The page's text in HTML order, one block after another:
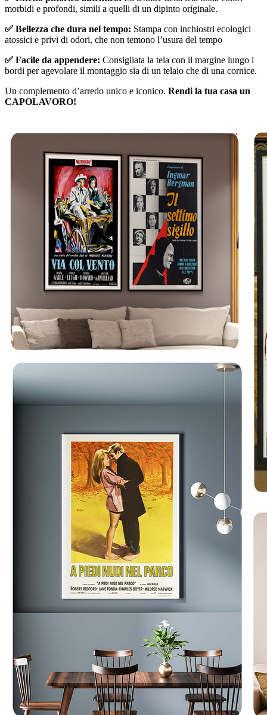
morbidi e profondi, simili a quelli di un dipinto originale.
✅ Bellezza che dura nel tempo: Stampa con inchiostri ecologici
atossici e privi di odori, che non temono l’usura del tempo
✅ Facile da appendere: Consigliata la tela con il margine lungo i
bordi per agevolare il montaggio sia di un telaio che di una cornice.
Un complemento d’arredo unico e iconico. Rendi la tua casa un
CAPOLAVORO!